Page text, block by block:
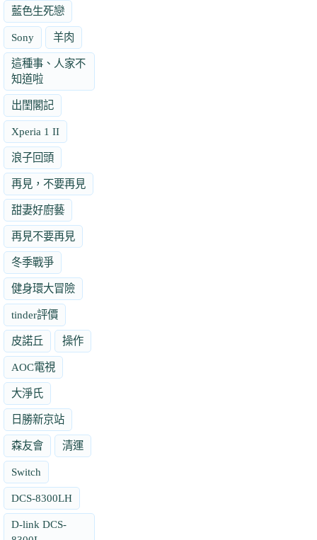
藍色生死戀
Sony 羊肉
這種事、人家不
知道啦
出閨閣記
Xperia 1 II
浪子回頭
再見，不要再見
甜妻好廚藝
再見不要再見
冬季戰爭
健身環大冒險
tinder評價
皮諾丘 操作
AOC電視
大淨氏
日勝新京站
森友會 清運
Switch
DCS-8300LH
D-link DCS-